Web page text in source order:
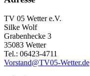
TV 05 Wetter e.V.
Silke Wolf
Grabenhecke 3
35083 Wetter
Tel.: 06423-4711
Vorstand@TV05-Wetter.de